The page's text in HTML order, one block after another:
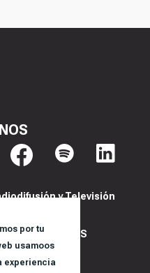
por tu
usamoos
experiencia
y Televisión
Y COOKIES